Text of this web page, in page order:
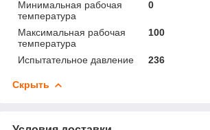
Минимальная рабочая
температура
0
Максимальная рабочая
температура
100
Испытательное давление 236
Скрыть